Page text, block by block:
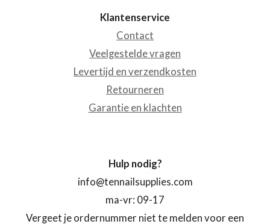
Klantenservice
Contact
Veelgestelde vragen
Levertijd en verzendkosten
Retourneren
Garantie en klachten
Hulp nodig?
info@tennailsupplies.com
ma-vr: 09-17
Vergeet je ordernummer niet te melden voor een